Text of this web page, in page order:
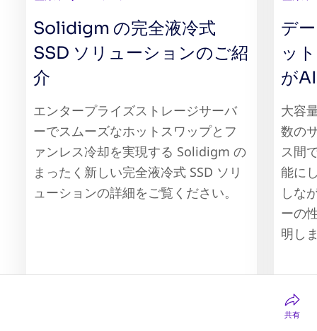
共有
Solidigm の完全液冷式
SSD ソリューションのご紹
介
エンタープライズストレージサーバ
ーでスムーズなホットスワップとフ
ァンレス冷却を実現する Solidigm の
まったく新しい完全液冷式 SSD ソリ
ューションの詳細をご覧ください。
デ
ッ
が
大容
数の
ス間
能に
しな
ーの
明し